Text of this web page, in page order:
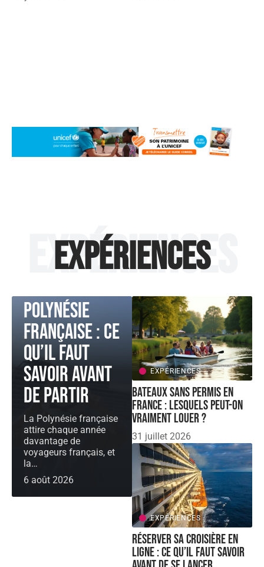
Expériences
Expériences
EXPÉRIENCES
Croisière en
Polynésie
française : ce
qu’il faut
savoir avant
de partir
La Polynésie française
attire chaque année
davantage de
voyageurs français, et
la…
6 août 2026
EXPÉRIENCES
Bateaux sans permis en
France : lesquels peut-on
vraiment louer ?
31 juillet 2026
EXPÉRIENCES
Réserver sa croisière en
ligne : ce qu’il faut savoir